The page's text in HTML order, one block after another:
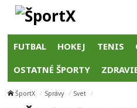
FUTBAL HOKEJ TENIS
OSTATNÉ ŠPORTY
ŠportX Správy Svet